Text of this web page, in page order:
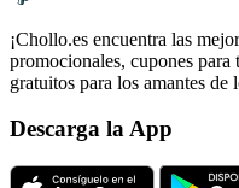
¡Chollo.es encuentra las
promocionales, cupones
gratuitos para los amantes de
Descarga la App